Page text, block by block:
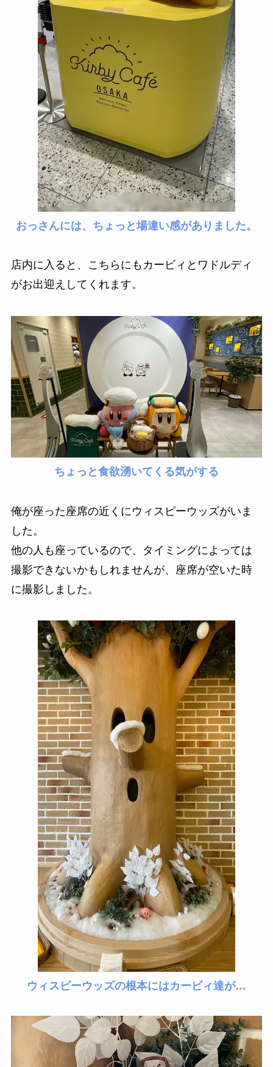
おっさんには、ちょっと場違い感がありました。
店内に入ると、こちらにもカービィとワドルディ
がお出迎えしてくれます。
ちょっと食欲湧いてくる気がする
俺が座った座席の近くにウィスピーウッズがいま
した。
他の人も座っているので、タイミングによっては
撮影できないかもしれませんが、座席が空いた時
に撮影しました。
ウィスピーウッズの根本にはカービィ達が…